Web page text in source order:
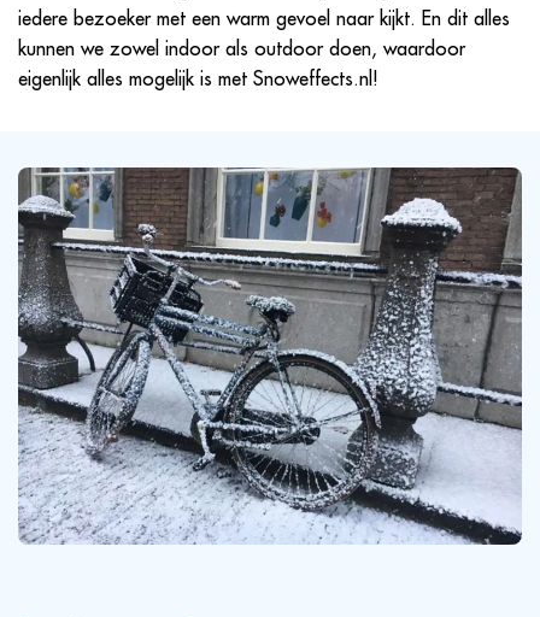
iedere bezoeker met een warm gevoel naar kijkt. En dit alles
kunnen we zowel indoor als outdoor doen, waardoor
eigenlijk alles mogelijk is met Snoweffects.nl!